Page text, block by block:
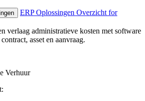
ERP Oplossingen Overzicht for
verlaag administratieve kosten met software
asset en aanvraag.
Verhuur